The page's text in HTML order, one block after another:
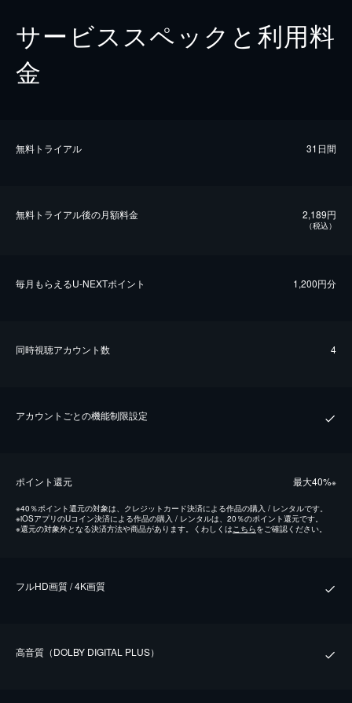
サービススペックと利用料
金
無料トライアル 31日間
無料トライアル後の⽉額料金 2,189円
（税込）
毎⽉もらえるU-NEXTポイント 1,200円分
同時視聴アカウント数 4
アカウントごとの機能制限設定
ポイント還元 最⼤40%※
※40％ポイント還元の対象は、クレジットカード決済による作品の購入 / レンタルです。
※iOSアプリのUコイン決済による作品の購入 / レンタルは、20％のポイント還元です。
※還元の対象外となる決済方法や商品があります。くわしくはこちらをご確認ください。
フルHD画質 / 4K画質
⾼⾳質（DOLBY DIGITAL PLUS）